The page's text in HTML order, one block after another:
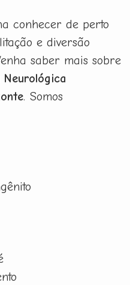
conhecer de perto
e diversão
saber mais sobre
. Somos